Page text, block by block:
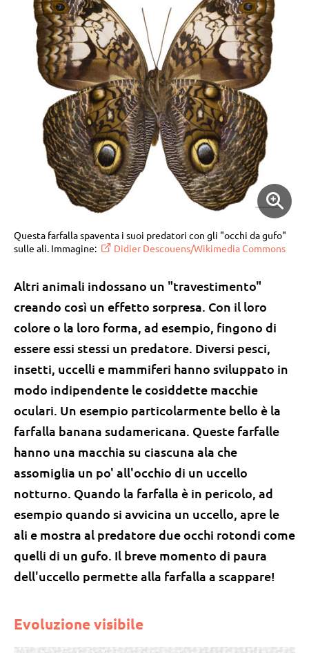
Questa farfalla spaventa i suoi predatori con gli "occhi da gufo"
sulle ali. Immagine:
Didier Descouens/Wikimedia Commons
Altri animali indossano un "travestimento"
creando così un effetto sorpresa. Con il loro
colore o la loro forma, ad esempio, fingono di
essere essi stessi un predatore. Diversi pesci,
insetti, uccelli e mammiferi hanno sviluppato in
modo indipendente le cosiddette macchie
oculari. Un esempio particolarmente bello è la
farfalla banana sudamericana. Queste farfalle
hanno una macchia su ciascuna ala che
assomiglia un po' all'occhio di un uccello
notturno. Quando la farfalla è in pericolo, ad
esempio quando si avvicina un uccello, apre le
ali e mostra al predatore due occhi rotondi come
quelli di un gufo. Il breve momento di paura
dell'uccello permette alla farfalla a scappare!
Evoluzione visibile